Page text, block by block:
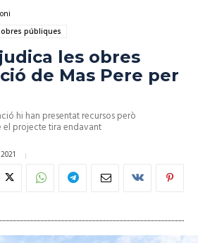
obres públiques
les obres
de Mas Pere per
hi han presentat recursos però
el projecte tira endavant